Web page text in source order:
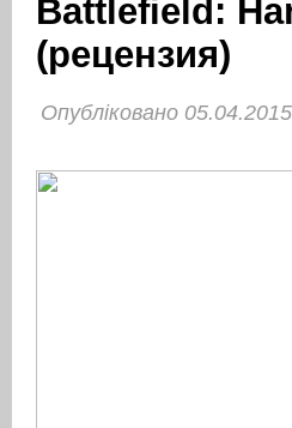
Battlefield:
(рецензия)
Опубліковано